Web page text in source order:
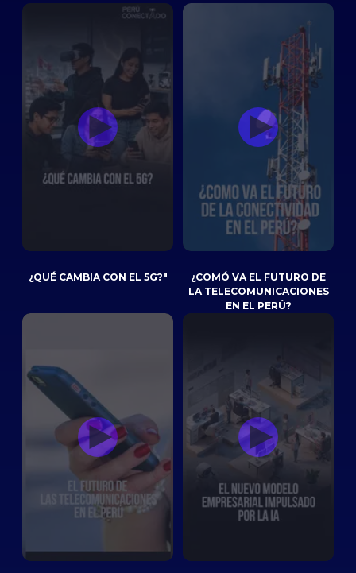
¿QUÉ CAMBIA CON EL 5G?"
¿COMÓ VA EL FUTURO DE
LA TELECOMUNICACIONES
EN EL PERÚ?